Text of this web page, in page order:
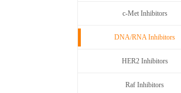
c-Met Inhibitors
DNA/RNA Inhibitors
HER2 Inhibitors
Raf Inhibitors